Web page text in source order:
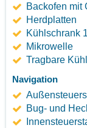
Backofen mit
Herdplatten
Kühlschrank
Mikrowelle
Tragbare
Navigation
Bug- und